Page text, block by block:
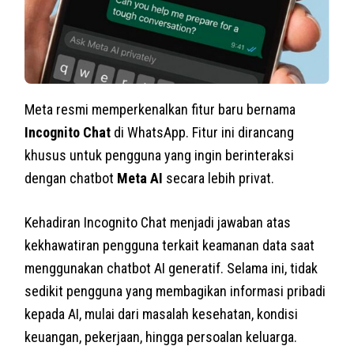
Meta resmi memperkenalkan fitur baru bernama
Incognito Chat di WhatsApp. Fitur ini dirancang
khusus untuk pengguna yang ingin berinteraksi
dengan chatbot Meta AI secara lebih privat.
Kehadiran Incognito Chat menjadi jawaban atas
kekhawatiran pengguna terkait keamanan data saat
menggunakan chatbot AI generatif. Selama ini, tidak
sedikit pengguna yang membagikan informasi pribadi
kepada AI, mulai dari masalah kesehatan, kondisi
keuangan, pekerjaan, hingga persoalan keluarga.